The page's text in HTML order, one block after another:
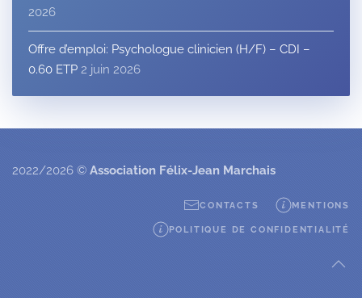
2026
Offre d’emploi: Psychologue clinicien (H/F) – CDI –
0.60 ETP 2 juin 2026
2022/2026 © Association Félix-Jean Marchais
CONTACTS MENTIONS
POLITIQUE DE CONFIDENTIALITÉ